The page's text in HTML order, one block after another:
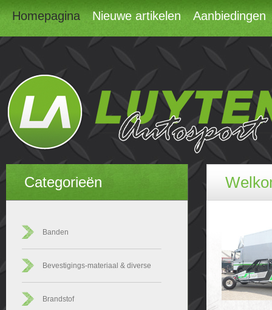
Homepagina Nieuwe artikelen Aanbiedingen
Categorieën
Banden
Bevestigings-materiaal & diverse
Brandstof